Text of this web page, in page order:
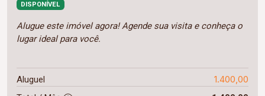
DISPONÍVEL
Alugue este imóvel agora! Agende sua visita e conheça o
lugar ideal para você.
Aluguel 1.400,00